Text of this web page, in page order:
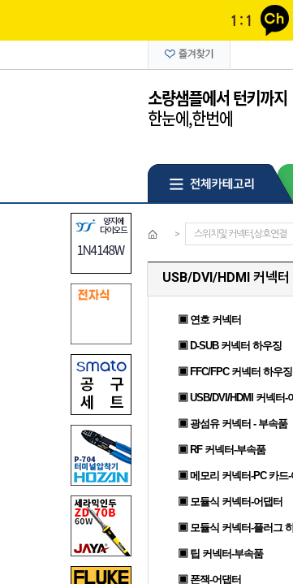
> 스위치및 커넥터,상호연결
USB/DVI/HDMI 커넥터
▣ 연호 커넥터
▣ D-SUB 커넥터 하우징
▣ FFC/FPC 커넥터 하우징
▣ USB/DVI/HDMI 커넥터-
▣ 광섬유 커넥터 - 부속품
▣ RF 커넥터-부속품
▣ 메모리 커넥터-PC 카드-
▣ 모듈식 커넥터-어댑터
▣ 모듈식 커넥터-플러그
▣ 팁 커넥터-부속품
▣ 폰잭-어댑터